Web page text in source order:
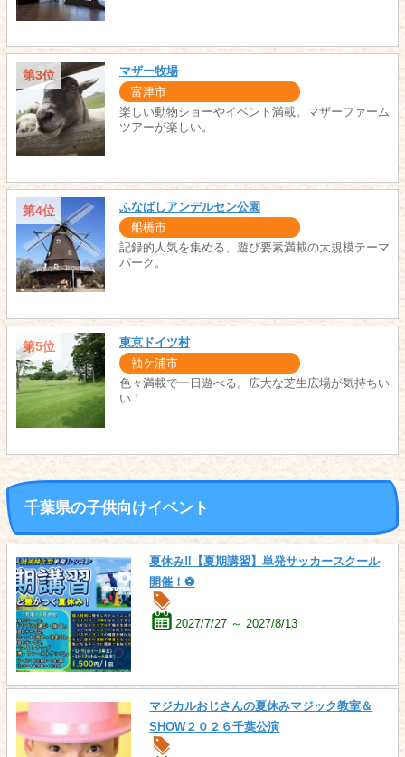
第3位 マザー牧場
富津市
楽しい動物ショーやイベント満載。マザーファーム
ツアーが楽しい。
第4位 ふなばしアンデルセン公園
船橋市
記録的人気を集める、遊び要素満載の大規模テーマ
パーク。
第5位 東京ドイツ村
袖ケ浦市
色々満載で一日遊べる。広大な芝生広場が気持ちい
い！
千葉県の子供向けイベント
夏休み‼【夏期講習】単発サッカースクール
開催！⚽
2027/7/27 ～ 2027/8/13
マジカルおじさんの夏休みマジック教室＆
SHOW２０２６千葉公演